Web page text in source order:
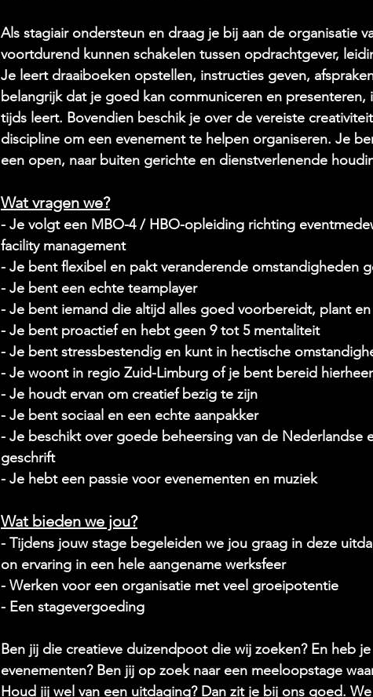
Als stagiair ondersteun en draag je bij aan de organisatie
voortdurend kunnen schakelen tussen opdrachtgever,
Je leert draaiboeken opstellen, instructies geven,
belangrijk dat je goed kan communiceren en
tijds leert. Bovendien beschik je over de vereiste
discipline om een evenement te helpen organiseren. Je
een open, naar buiten gerichte en dienstverlenende
Wat vragen we?
- Je volgt een MBO-4 / HBO-opleiding richting
facility management
- Je bent flexibel en pakt veranderende omstandigheden
- Je bent een echte teamplayer
- Je bent iemand die altijd alles goed voorbereidt, plant
- Je bent proactief en hebt geen 9 tot 5 mentaliteit
- Je bent stressbestendig en kunt in hectische
- Je woont in regio Zuid-Limburg of je bent bereid
- Je houdt ervan om creatief bezig te zijn
- Je bent sociaal en een echte aanpakker
- Je beschikt over goede beheersing van de Nederlandse
geschrift
- Je hebt een passie voor evenementen en muziek
Wat bieden we jou?
- Tijdens jouw stage begeleiden we jou graag in deze
on ervaring in een hele aangename werksfeer
- Werken voor een organisatie met veel groeipotentie
- Een stagevergoeding
Ben jij die creatieve duizendpoot die wij zoeken? En heb
evenementen? Ben jij op zoek naar een meeloopstage
Houd jij wel van een uitdaging? Dan zit je bij ons goed.